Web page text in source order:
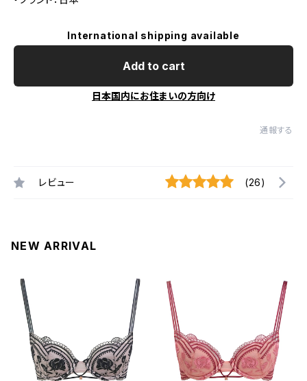
International shipping available
Add to cart
日本国内にお住まいの方向け
通報する
レビュー (26)
NEW ARRIVAL